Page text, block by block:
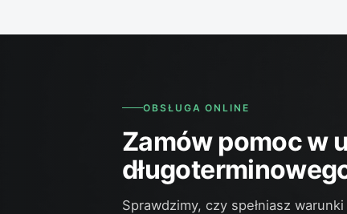
OBSŁUGA ONLINE
Zamów pomoc w
Sprawdzimy, czy spełniasz